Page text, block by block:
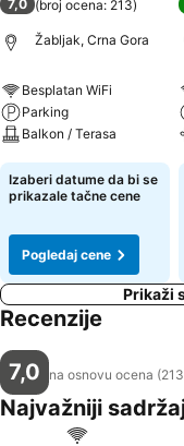
7,0 (broj ocena: 213)
Žabljak, Crna Gora
Besplatan WiFi
Parking
Balkon / Terasa
Pogledaj cene
Izaberi datume da bi se
prikazale tačne cene
Pogledaj cene
Prikaži
Recenzije
7,0 na osnovu ocena
Najvažniji